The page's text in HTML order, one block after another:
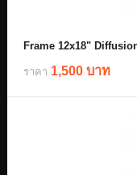
Frame 12x18"
ราคา 1,500 บาท